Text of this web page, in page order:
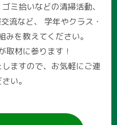
ミ拾いなどの清掃活動、
流など、
学年やクラス・
を教えてください。
取材に参ります！
ますので、お気軽にご連
い。